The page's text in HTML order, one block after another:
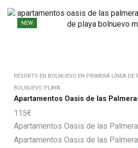
NEW
RESORTS EN BOLNUEVO EN PRIMERA LÍNEA DE
BOLNUEVO PLAYA
Apartamentos Oasis de las
115€
Apartamentos Oasis de las
Apartamentos Oasis de las